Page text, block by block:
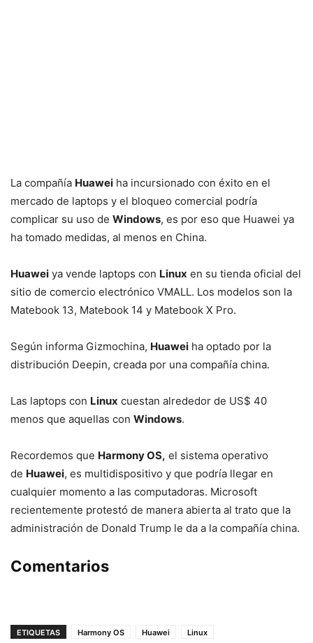
La compañía Huawei ha incursionado con éxito en el
mercado de laptops y el bloqueo comercial podría
complicar su uso de Windows, es por eso que Huawei ya
ha tomado medidas, al menos en China.
Huawei ya vende laptops con Linux en su tienda oficial del
sitio de comercio electrónico VMALL. Los modelos son la
Matebook 13, Matebook 14 y Matebook X Pro.
Según informa Gizmochina, Huawei ha optado por la
distribución Deepin, creada por una compañía china.
Las laptops con Linux cuestan alrededor de US$ 40
menos que aquellas con Windows.
Recordemos que Harmony OS, el sistema operativo
de Huawei, es multidispositivo y que podría llegar en
cualquier momento a las computadoras. Microsoft
recientemente protestó de manera abierta al trato que la
administración de Donald Trump le da a la compañía china.
Comentarios
ETIQUETAS Harmony OS Huawei Linux